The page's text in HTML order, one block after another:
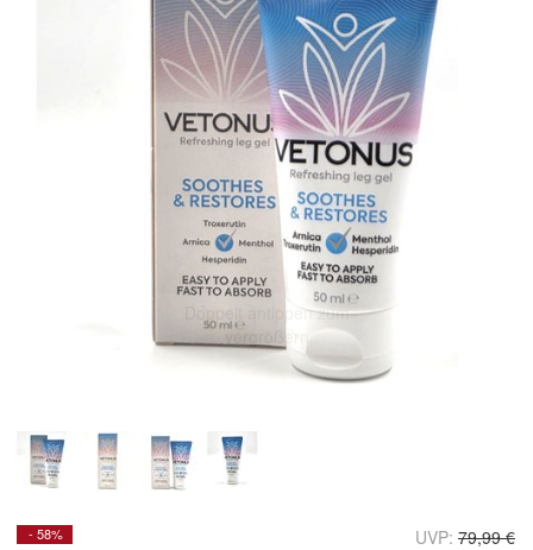
Doppelt antippen zum
vergrößern
- 58% UVP: 79,99 €